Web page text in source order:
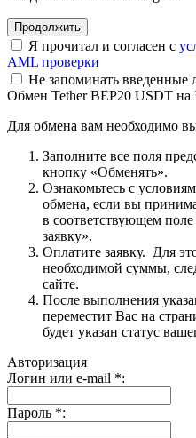
Я прочитал и согласен с
AML проверки
Не запоминать введенные
Обмен Tether BEP20 USDT
Для обмена вам необходимо
Заполните все поля
кнопку «Обменять».
Ознакомьтесь с
обмена, если вы
в соответствующем
заявку».
Оплатите заявку. Для
необходимой суммы,
сайте.
После выполнения
переместит Вас на
будет указан статус
Авторизация
Логин или e-mail *:
Пароль *: